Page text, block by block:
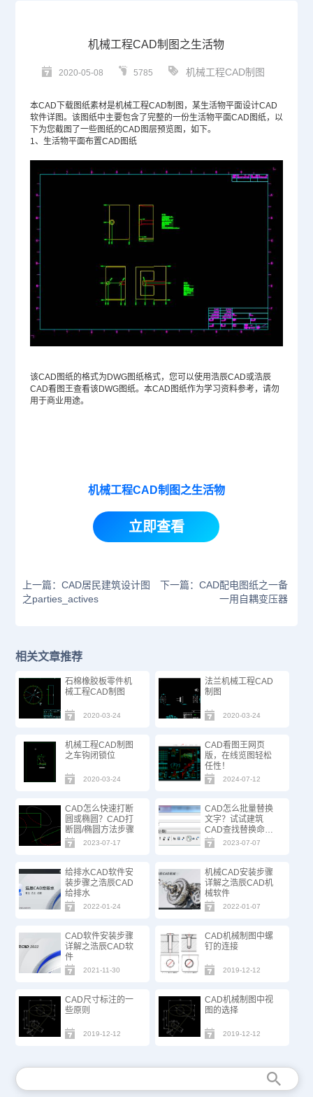
机械工程CAD制图之生活物
2020-05-08 5785 机械工程CAD制图
本CAD 下载图纸素材是机械工程CAD制图 ，某生活物平面设计CAD
软件详图。该图纸中主要包含了完整的一份生活物平面CAD图纸，以
下为您截图了一些图纸的CAD图层预览图，如下。
1、生活物平面布置CAD图纸
该CAD图纸的格式为 DWG图纸格式，您可以使用浩辰CAD或浩辰
CAD看图王查看该DWG图纸。本CAD图纸作为学习资料参考，请勿
用于商业用途。
机械工程CAD制图之生活物
立即查看
上一篇：CAD居民建筑设计图
之parties_actives
下一篇：CAD配电图纸之一备
一用自耦变压器
相关文章推荐
石棉橡胶板零件机
械工程CAD制图
2020-03-24
法兰机械工程CAD
制图
2020-03-24
机械工程CAD制图
之车钩闭锁位
2020-03-24
CAD看图王网页
版，在线览图轻松
任性！
2024-07-12
CAD怎么快速打断
圆或椭圆？CAD打
断圆/椭圆方法步骤
2023-07-17
CAD怎么批量替换
文字？试试建筑
CAD查找替换命
令！
2023-07-07
给排水CAD软件安
装步骤之浩辰CAD
给排水
2022-01-24
机械CAD安装步骤
详解之浩辰CAD机
械软件
2022-01-07
CAD软件安装步骤
详解之浩辰CAD软
件
2021-11-30
CAD机械制图中螺
钉的连接
2019-12-12
CAD尺寸标注的一
些原则
2019-12-12
CAD机械制图中视
图的选择
2019-12-12